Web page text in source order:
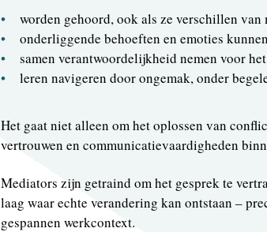
worden gehoord, ook als ze verschillen van
onderliggende behoeften en emoties
samen verantwoordelijkheid nemen voor
leren navigeren door ongemak, onder
Het gaat niet alleen om het oplossen van
vertrouwen en communicatievaardigheden
Mediators zijn getraind om het gesprek te
laag waar echte verandering kan ontstaan –
gespannen werkcontext.